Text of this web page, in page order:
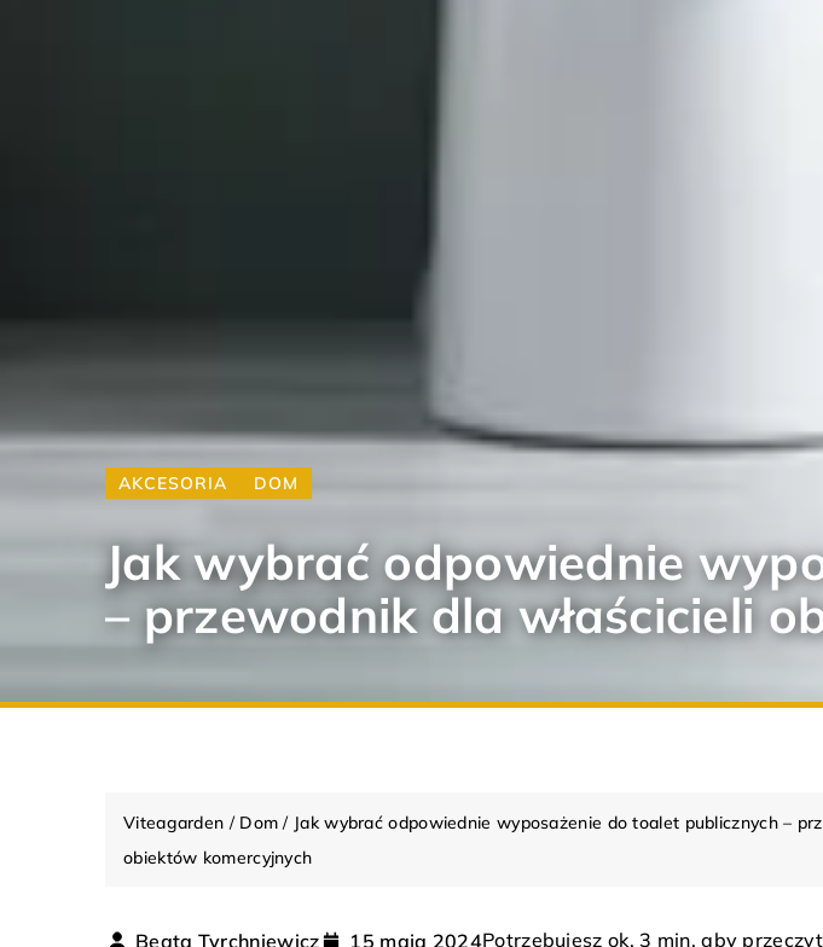
AKCESORIA DOM
Jak wybrać odpowiednie
– przewodnik dla właścicieli
Viteagarden / Dom / Jak wybrać odpowiednie wyposażenie do toalet publicznych –
obiektów komercyjnych
Beata Tyrchniewicz 15 maja 2024Potrzebujesz ok. 3 min. aby